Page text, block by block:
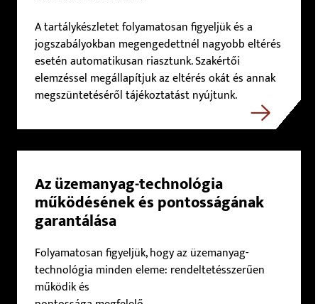
A tartálykészletet folyamatosan figyeljük és a
jogszabályokban megengedettnél nagyobb eltérés
esetén automatikusan riasztunk. Szakértői
elemzéssel megállapítjuk az eltérés okát és annak
megszüntetéséről tájékoztatást nyújtunk.
Az üzemanyag-technológia
működésének és pontosságának
garantálása
Folyamatosan figyeljük, hogy az üzemanyag-
technológia minden eleme: rendeltetésszerűen
működik és